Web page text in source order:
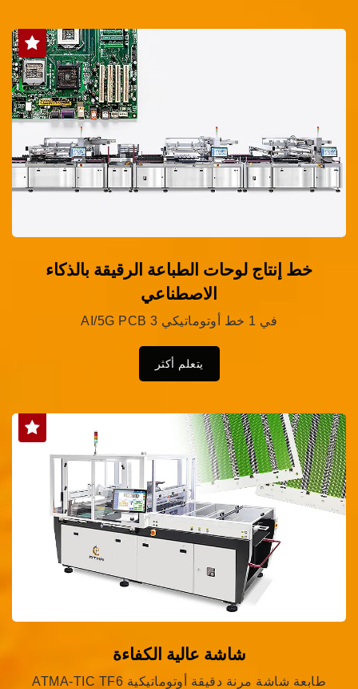
خط إنتاج لوحات الطباعة الرقيقة بالذكاء
الاصطناعي
AI/5G PCB 3 في 1 خط أوتوماتيكي
يتعلم أكثر
شاشة عالية الكفاءة
ATMA-TIC TF6 طابعة شاشة مرنة دقيقة أوتوماتيكية